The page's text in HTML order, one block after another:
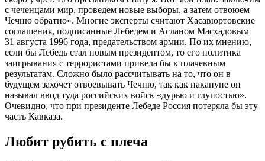
с чеченцами мир, проведем новые выборы, а затем отвоюем
Чечню обратно». Многие эксперты считают Хасавюртовские
соглашения, подписанные Лебедем и Асланом Масхадовым
31 августа 1996 года, предательством армии. По их мнению,
если бы Лебедь стал новым президентом, то его политика
заигрывания с террористами привела бы к плачевным
результатам. Сложно было рассчитывать на то, что он в
будущем захочет отвоевывать Чечню, так как накануне он
называл ввод туда российских войск «дурью и глупостью».
Очевидно, что при президенте Лебеде Россия потеряла бы эту
часть Кавказа.
Любит рубить с плеча